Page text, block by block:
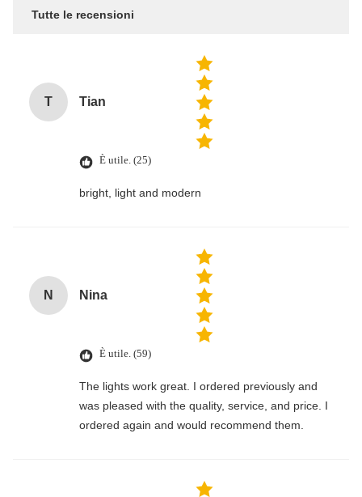
Tutte le recensioni
T Tian
È utile. (25)
bright, light and modern
N Nina
È utile. (59)
The lights work great. I ordered previously and
was pleased with the quality, service, and price. I
ordered again and would recommend them.